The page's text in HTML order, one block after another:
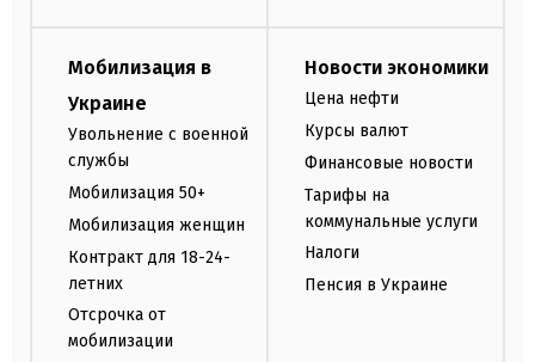
Мобилизация в
Украине
Увольнение с военной
службы
Мобилизация 50+
Мобилизация женщин
Контракт для 18-24-
летних
Отсрочка от
мобилизации
Новости экономики
Цена нефти
Курсы валют
Финансовые новости
Тарифы на
коммунальные услуги
Налоги
Пенсия в Украине